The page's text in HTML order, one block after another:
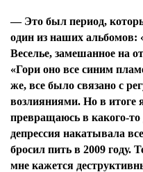
— Это был период,
один из наших альбомов:
Веселье, замешанное на
«Гори оно все синим
же, все было связано с
возлияниями. Но в итоге
превращаюсь в какого-то
депрессия накатывала
бросил пить в 2009 году.
мне кажется